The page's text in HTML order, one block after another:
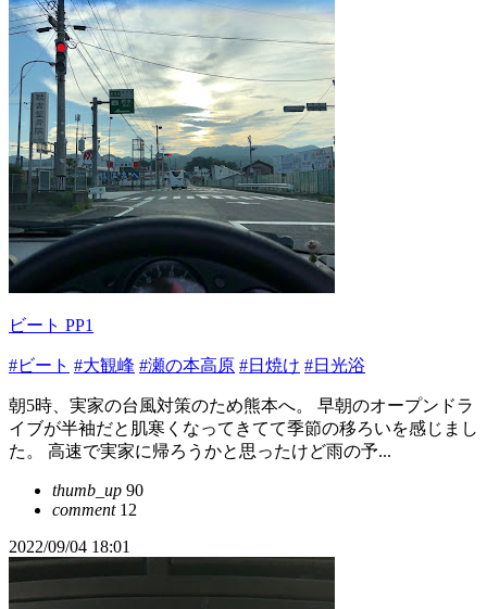
ビート PP1
#ビート #大観峰 #瀬の本高原 #日焼け #日光浴
朝5時、実家の台風対策のため熊本へ。 早朝のオープンドラ
イブが半袖だと肌寒くなってきてて季節の移ろいを感じまし
た。 高速で実家に帰ろうかと思ったけど雨の予...
thumb_up 90
comment12
2022/09/04 18:01